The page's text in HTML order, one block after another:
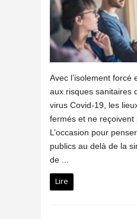
Avec l’isolement forcé
aux risques sanitaires
virus Covid-19, les
fermés et ne reçoivent
L’occasion pour
publics au delà de la
de ...
Lire